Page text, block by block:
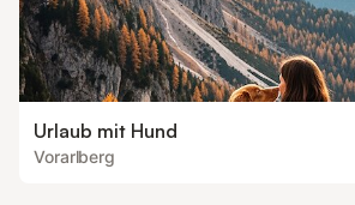
Urlaub mit Hund
Vorarlberg